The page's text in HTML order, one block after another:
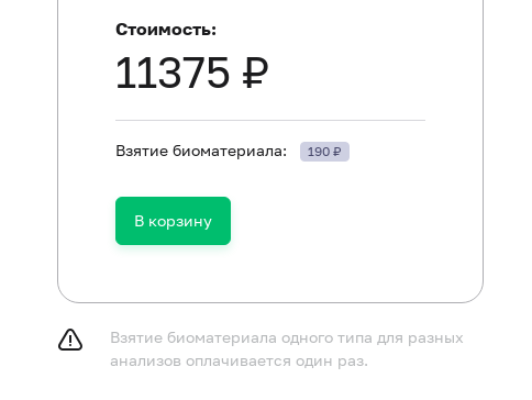
Стоимость:
11375 ₽
Взятие биоматериала: 190 ₽
В корзину
Взятие биоматериала одного типа для разных
анализов оплачивается один раз.